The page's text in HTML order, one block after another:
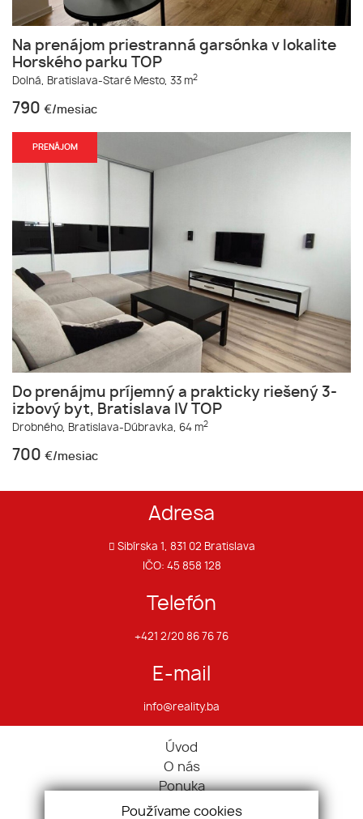
Na prenájom priestranná garsónka v lokalite
Horského parku TOP
Dolná, Bratislava-Staré Mesto, 33 m2
790 €/mesiac
PRENÁJOM
Do prenájmu príjemný a prakticky riešený 3-
izbový byt, Bratislava IV TOP
Drobného, Bratislava-Dúbravka, 64 m2
700 €/mesiac
Adresa
Sibírska 1, 831 02 Bratislava
IČO: 45 858 128
Telefón
+421 2/20 86 76 76
E-mail
info@reality.ba
Úvod
O nás
Ponuka
Pravidlá cookies
Používame cookies